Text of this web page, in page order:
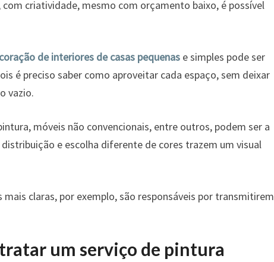
CASAS
criatividade, mesmo com orçamento baixo, é possível
de interiores de casas pequenas e simples pode ser
é preciso saber como aproveitar cada espaço, sem deixar
vazio.
móveis não convencionais, entre outros, podem ser a
e escolha diferente de cores trazem um visual
mais claras, por exemplo, são responsáveis por transmitirem
um serviço de pintura